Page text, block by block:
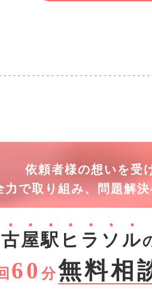
依頼者様の想いを受
力で取り組み、
問題解決
古屋駅 ヒ ラ ソ ル
60分無料相